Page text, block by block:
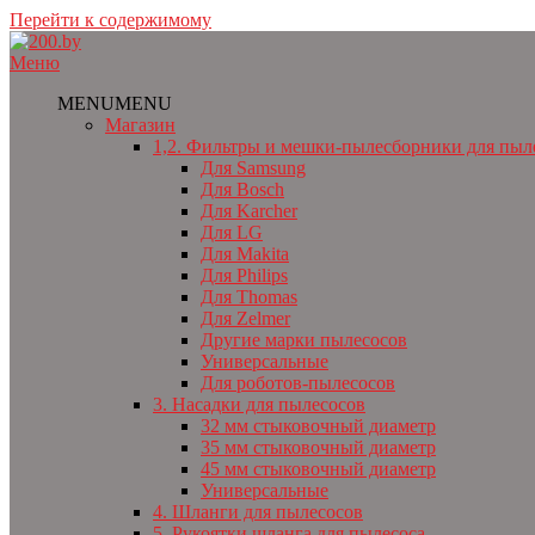
Перейти к содержимому
Меню
MENUMENU
Магазин
1,2. Фильтры и мешки-пылесборники для
Для Samsung
Для Bosch
Для Karcher
Для LG
Для Makita
Для Philips
Для Thomas
Для Zelmer
Другие марки пылесосов
Универсальные
Для роботов-пылесосов
3. Насадки для пылесосов
32 мм стыковочный диаметр
35 мм стыковочный диаметр
45 мм стыковочный диаметр
Универсальные
4. Шланги для пылесосов